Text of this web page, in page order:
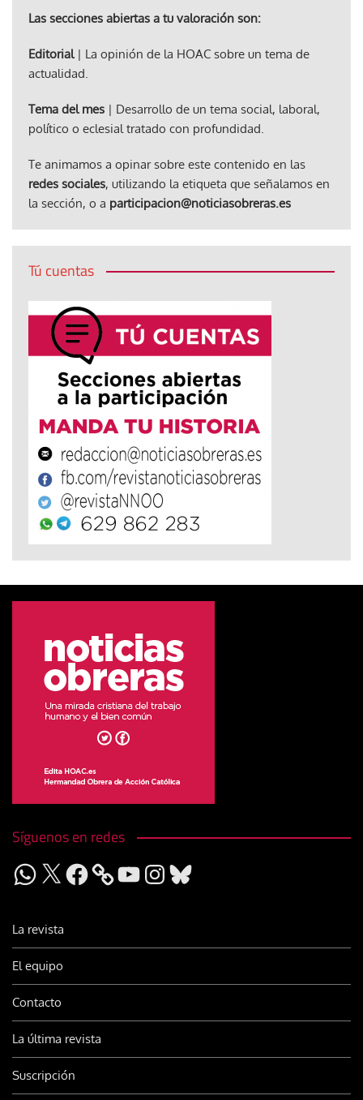
Las secciones abiertas a tu valoración son:
Editorial| La opinión de la HOAC sobre un tema de
actualidad.
Tema del mes | Desarrollo de un tema social, laboral,
político o eclesial tratado con profundidad.
Te animamos a opinar sobre este contenido en las
redes sociales, utilizando la etiqueta que señalamos en
la sección, o a participacion@noticiasobreras.es
Tú cuentas
Síguenos en redes
WhatsApp
X Facebook YouTubeInstagram
Bluesky
La revista
El equipo
Contacto
La última revista
Suscripción